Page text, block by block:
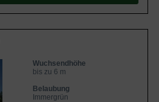
Wuchsendhöhe
bis zu 6 m
Belaubung
Immergrün